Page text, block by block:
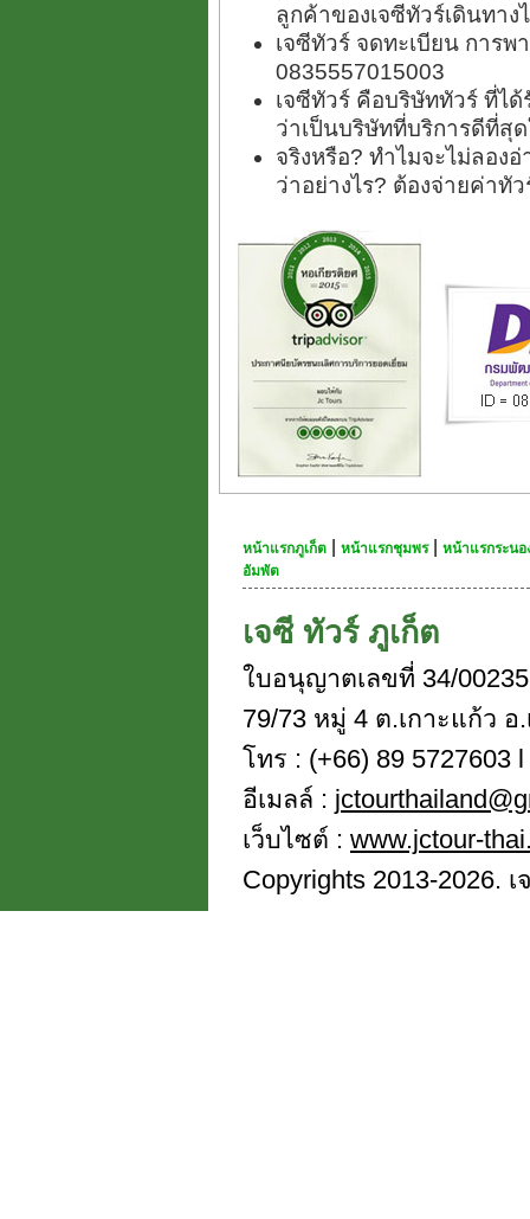
ลูกค้าของเจซีทัวร์เดินทาง
เจซีทัวร์ จดทะเบียน การ
0835557015003
เจซีทัวร์ คือบริษัททัวร์ ที่ไ
ว่าเป็นบริษัทที่บริการดีที่สุ
จริงหรือ? ทำไมจะไม่ลอง
ว่าอย่างไร? ต้องจ่ายค่าทั
หน้าแรกภูเก็ต หน้าแรกชุมพร|
หน้าแรกระนอ
อัมพัต
เจซี ทัวร์ ภูเก็ต
ใบอนุญาตเลขที่ 34/
79/73 หมู่ 4 ต.เกาะแก้ว อ
โทร : (+66) 89 5727603
อีเมลล์ :
เว็บไซต์ : www.jctour-
Copyrights 2013-2026.